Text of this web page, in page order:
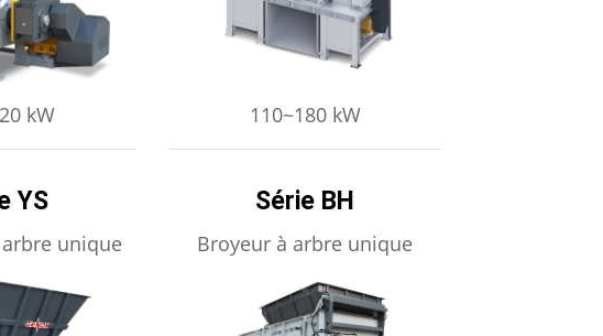
kW 110~180 kW
YS
unique
Série BH
Broyeur à arbre unique